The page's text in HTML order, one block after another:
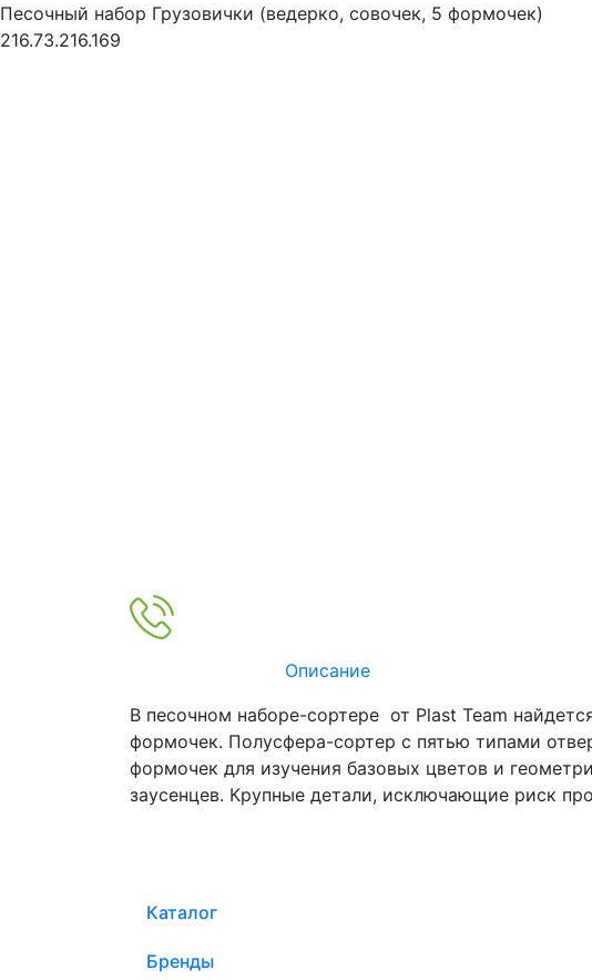
Песочный набор Грузовички (ведерко, совочек, 5 формочек)
216.73.216.169
Описание
В песочном наборе-сортере от Plast Team
формочек. Полусфера-сортер с пятью типами
формочек для изучения базовых цветов и
заусенцев. Крупные детали, исключающие риск
Каталог
Бренды